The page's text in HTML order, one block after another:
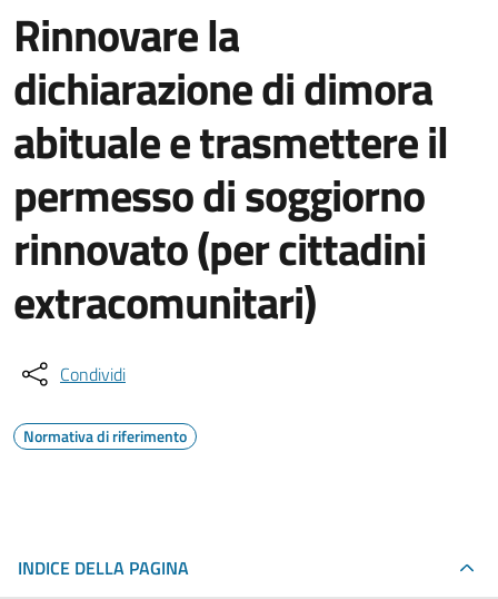
Rinnovare la
dichiarazione di dimora
abituale e trasmettere il
permesso di soggiorno
rinnovato (per cittadini
extracomunitari)
Condividi
Normativa di riferimento
INDICE DELLA PAGINA